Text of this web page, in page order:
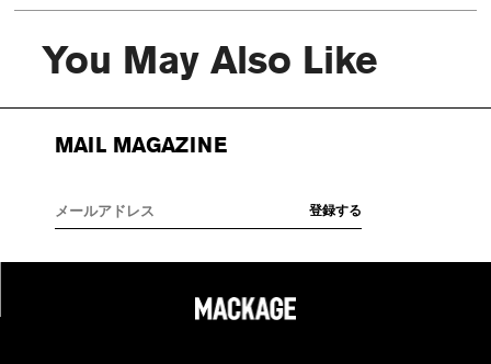
You May Also Like
MAIL MAGAZINE